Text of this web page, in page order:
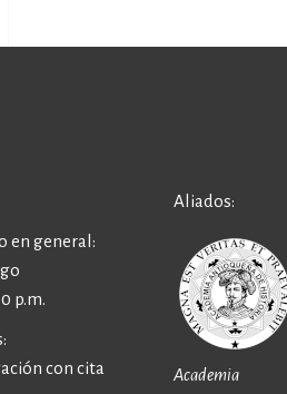
en general:
p.m.
con cita
Aliados:
Academia